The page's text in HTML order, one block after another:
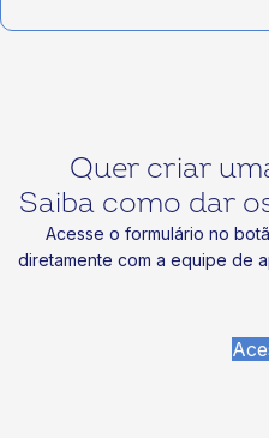
Quer criar
Saiba como dar
Acesse o formulário no
diretamente com a equipe de